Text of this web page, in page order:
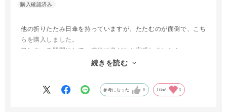
他の折りたたみ日傘を持っていますが、たたむのが面倒で、こち
らを購入しました。
ワンタッチ開閉にして、本当に楽だなと実感しました！
また、大きいため、隠れる部分が多くて、とても助かっていま
続きを読む
参考になった 5 Like! 3